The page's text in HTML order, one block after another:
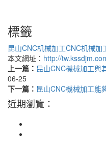
標籤
昆山CNC机械加工CNC机械加
本文網址： http://
上一篇： 昆山CNC機械加工與
06-25
下一篇： 昆山CNC機械加工能
近期瀏覽：